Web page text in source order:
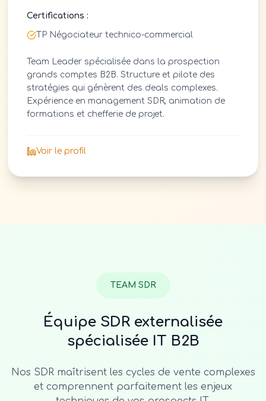
Certifications :
TP Négociateur technico-commercial
Team Leader spécialisée dans la prospection
grands comptes B2B. Structure et pilote des
stratégies qui génèrent des deals complexes.
Expérience en management SDR, animation de
formations et chefferie de projet.
Voir le profil
TEAM SDR
Équipe SDR externalisée
spécialisée IT B2B
Nos SDR maîtrisent les cycles de vente complexes
et comprennent parfaitement les enjeux